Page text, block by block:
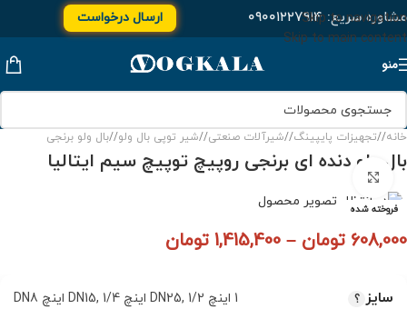
Skip to navigation
Skip to main content
مشاوره سریع:۰۹۰۰۱۲۲۷۹۱۴ ارسال درخواست
منو
خانه/ تجهیزات پایپینگ/ شیرآلات صنعتی/ شیر توپی بال ولو/ بال ولو برنجی
بال ولو دنده ای برنجی روپیچ توپیچ سیم ایتالیا
فروخته شده
608,000 تومان –
1,415,400 تومان
سایز 1 اینچ DN25 , 1/2 اینچ DN15 , 1/4 اینچ DN8